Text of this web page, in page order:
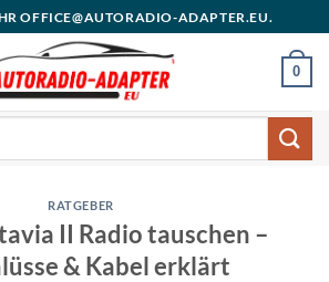
OFFICE@AUTORADIO-ADAPTER.EU.
0
RATGEBER
II Radio tauschen –
& Kabel erklärt